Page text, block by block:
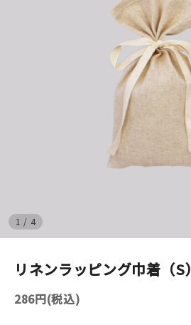
無地素材
紙
はんこ
1 / 4
リネンラッピング巾着（S）
286円(税込)